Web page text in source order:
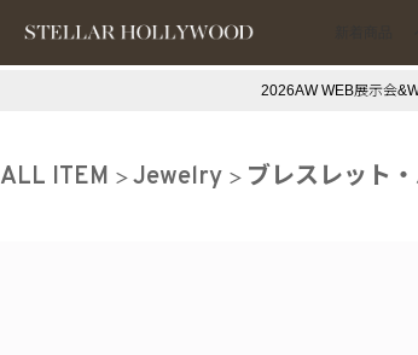
#スタッフイチ押し（通勤パールアクセ
2026AW WEB展示会
ALL ITEM Jewelry ブレスレット